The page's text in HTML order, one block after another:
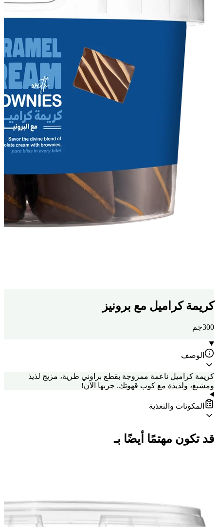
كريمة كراميل مع برونيز
300جم
الوصف
كريمة كراميل ناعمة ممزوجة بقطع براوني طرية، مزيج لذيذ
ومشبع، ولذيذة مع كوب قهوتك. جربها الآن!
المكونات والتغذية
قد تكون مهتمًا أيضًا بـ